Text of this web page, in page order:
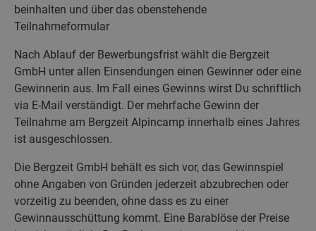
beinhalten und über das obenstehende
Teilnahmeformular
Nach Ablauf der Bewerbungsfrist wählt die Bergzeit
GmbH unter allen Einsendungen einen Gewinner oder eine
Gewinnerin aus. Im Fall eines Gewinns wirst Du schriftlich
via E-Mail verständigt. Der mehrfache Gewinn der
Teilnahme am Bergzeit Alpincamp innerhalb eines Jahres
ist ausgeschlossen.
Die Bergzeit GmbH behält es sich vor, das Gewinnspiel
ohne Angaben von Gründen jederzeit abzubrechen oder
vorzeitig zu beenden, ohne dass es zu einer
Gewinnausschüttung kommt. Eine Barablöse der Preise